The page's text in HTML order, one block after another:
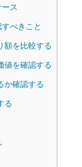
ス
べきこと
額を比較する
値を確認する
か確認する
る